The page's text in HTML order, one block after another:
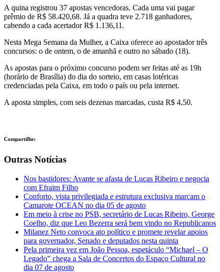
A quina registrou 37 apostas vencedoras. Cada uma vai pagar
prêmio de R$ 58.420,68. Já a quadra teve 2.718 ganhadores,
cabendo a cada acertador R$ 1.136,11.
Nesta Mega Semana da Mulher, a Caixa oferece ao apostador três
concursos: o de ontem, o de amanhã e outro no sábado (18).
As apostas para o próximo concurso podem ser feitas até as 19h
(horário de Brasília) do dia do sorteio, em casas lotéricas
credenciadas pela Caixa, em todo o país ou pela internet.
A aposta simples, com seis dezenas marcadas, custa R$ 4,50.
Compartilhe:
Outras Notícias
Nos bastidores: Avante se afasta de Lucas Ribeiro e negocia
com Efraim Filho
Conforto, vista privilegiada e estrutura exclusiva marcam o
Camarote OCEAN no dia 05 de agosto
Em meio à crise no PSB, secretário de Lucas Ribeiro, George
Coelho, diz que Leo Bezerra será bem vindo no Republicanos
Milanez Neto convoca ato político e promete revelar apoios
para governador, Senado e deputados nesta quinta
Pela primeira vez em João Pessoa, espetáculo “Michael – O
Legado” chega a Sala de Concertos do Espaço Cultural no
dia 07 de agosto